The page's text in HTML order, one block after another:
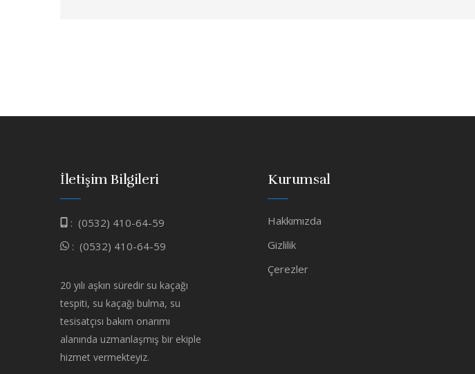
İletişim Bilgileri
: (0532) 410-64-59
: (0532) 410-64-59
20 yılı aşkın süredir su kaçağı
tespiti, su kaçağı bulma, su
tesisatçısı bakım onarımı
alanında uzmanlaşmış bir ekiple
hizmet vermekteyiz.
Kurumsal
Hakkımızda
Gizlilik
Çerezler